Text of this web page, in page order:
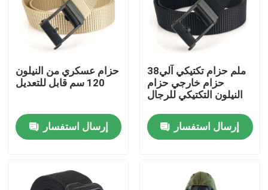
حول بنا
إتصال
حزام عسكري من النيلون
120 سم قابل للتعديل
إرسال استفسار
38ملم حزام تكتيكي آلي
حزام خارجي حزام
النيلون التكتيكي للرجال
إرسال استفسار